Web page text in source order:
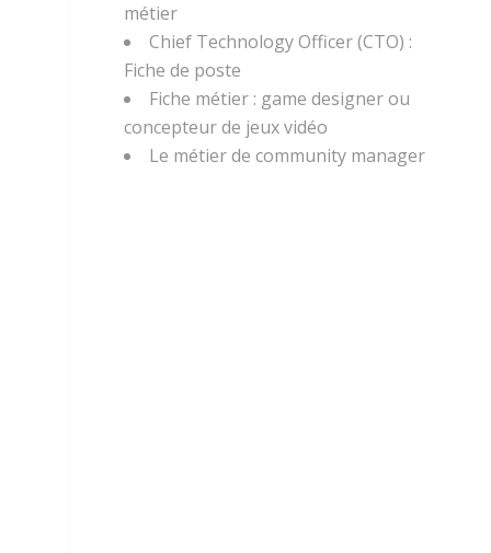
métier
Chief Technology Officer (CTO) :
Fiche de poste
Fiche métier : game designer ou
concepteur de jeux vidéo
Le métier de community manager